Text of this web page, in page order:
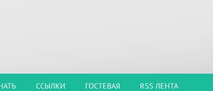
ССЫЛКИ ГОСТЕВАЯ RSS ЛЕНТА